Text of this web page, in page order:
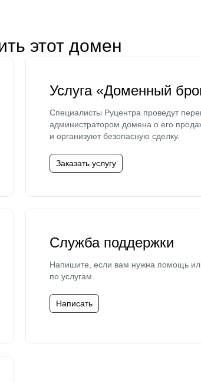
этот домен
Услуга «Доменный
Специалисты Руцентра проведут
администратором домена о его
и организуют безопасную сделку.
Заказать услугу
Служба поддержки
Напишите, если вам нужна помощь
по услугам.
Написать